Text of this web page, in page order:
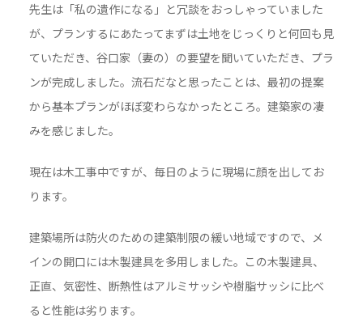
先生は「私の遺作になる」と冗談をおっしゃっていました
が、プランするにあたってまずは土地をじっくりと何回も見
ていただき、谷口家（妻の）の要望を聞いていただき、プラ
ンが完成しました。流石だなと思ったことは、最初の提案
から基本プランがほぼ変わらなかったところ。建築家の凄
みを感じました。
現在は木工事中ですが、毎日のように現場に顔を出してお
ります。
建築場所は防火のための建築制限の緩い地域ですので、メ
インの開口には木製建具を多用しました。この木製建具、
正直、気密性、断熱性はアルミサッシや樹脂サッシに比べ
ると性能は劣ります。